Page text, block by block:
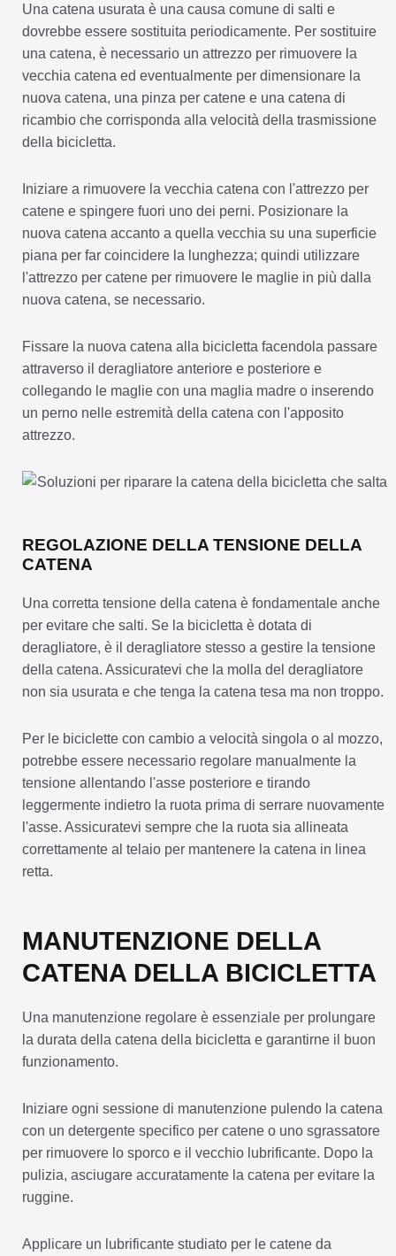
Una catena usurata è una causa comune di salti e
dovrebbe essere sostituita periodicamente. Per sostituire
una catena, è necessario un attrezzo per rimuovere la
vecchia catena ed eventualmente per dimensionare la
nuova catena, una pinza per catene e una catena di
ricambio che corrisponda alla velocità della trasmissione
della bicicletta.
Iniziare a rimuovere la vecchia catena con l'attrezzo per
catene e spingere fuori uno dei perni. Posizionare la
nuova catena accanto a quella vecchia su una superficie
piana per far coincidere la lunghezza; quindi utilizzare
l'attrezzo per catene per rimuovere le maglie in più dalla
nuova catena, se necessario.
Fissare la nuova catena alla bicicletta facendola passare
attraverso il deragliatore anteriore e posteriore e
collegando le maglie con una maglia madre o inserendo
un perno nelle estremità della catena con l'apposito
attrezzo.
REGOLAZIONE DELLA TENSIONE DELLA
CATENA
Una corretta tensione della catena è fondamentale anche
per evitare che salti. Se la bicicletta è dotata di
deragliatore, è il deragliatore stesso a gestire la tensione
della catena. Assicuratevi che la molla del deragliatore
non sia usurata e che tenga la catena tesa ma non troppo.
Per le biciclette con cambio a velocità singola o al mozzo,
potrebbe essere necessario regolare manualmente la
tensione allentando l'asse posteriore e tirando
leggermente indietro la ruota prima di serrare nuovamente
l'asse. Assicuratevi sempre che la ruota sia allineata
correttamente al telaio per mantenere la catena in linea
retta.
MANUTENZIONE DELLA
CATENA DELLA BICICLETTA
Una manutenzione regolare è essenziale per prolungare
la durata della catena della bicicletta e garantirne il buon
funzionamento.
Iniziare ogni sessione di manutenzione pulendo la catena
con un detergente specifico per catene o uno sgrassatore
per rimuovere lo sporco e il vecchio lubrificante. Dopo la
pulizia, asciugare accuratamente la catena per evitare la
ruggine.
Applicare un lubrificante studiato per le catene da